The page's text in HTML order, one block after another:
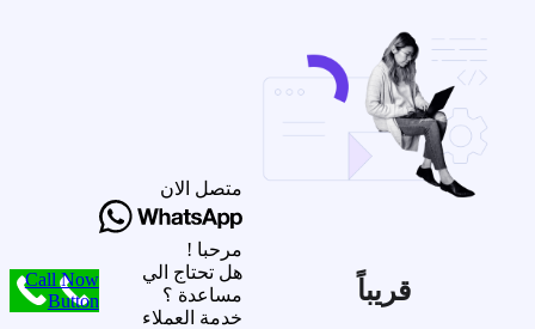
قريباً
متصل الان
مرحبا !
هل تحتاج الي
مساعدة ؟
خدمة العملاء
Call Now
Button